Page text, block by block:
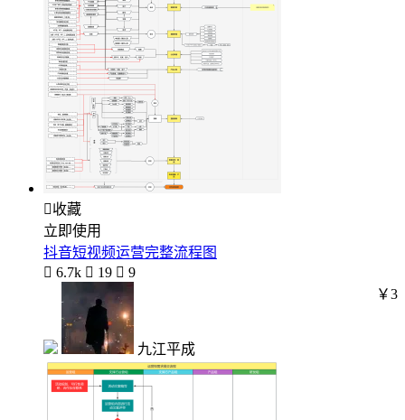
收藏
立即使用
抖音短视频运营完整流程图
 6.7k  19  9
九江平成
￥3